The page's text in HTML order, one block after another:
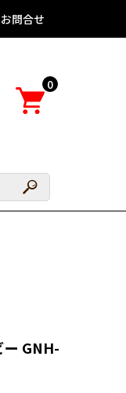
お問合せ
0
ー GNH-